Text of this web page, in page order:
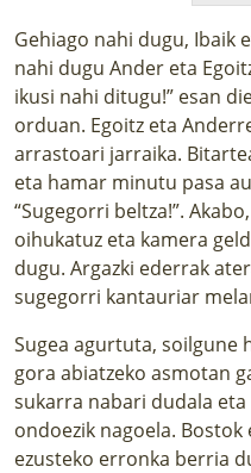
Gehiago nahi dugu, Ibaik
nahi dugu Ander eta
ikusi nahi ditugu!” esan
orduan. Egoitz eta
arrastoari jarraika.
eta hamar minutu pasa
“Sugegorri beltza!”.
oihukatuz eta kamera
dugu. Argazki ederrak
sugegorri kantauriar
Sugea agurtuta,
gora abiatzeko asmotan
sukarra nabari dudala
ondoezik nagoela.
ezusteko erronka berria